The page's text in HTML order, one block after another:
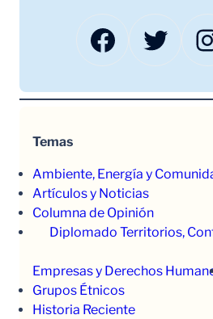
Facebook Twitter
Temas
Ambiente, Energía y
Artículos y Noticias
Columna de Opinión
Diplomado Territorios,
Empresas y Derechos
Grupos Étnicos
Historia Reciente